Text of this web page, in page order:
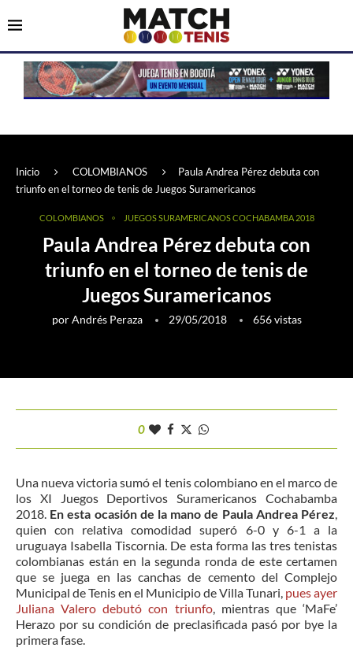
Inicio COLOMBIANOS
Paula Andrea Pérez debuta con
triunfo en el torneo de tenis de Juegos Suramericanos
COLOMBIANOS JUEGOS SURAMERICANOS COCHABAMBA 2018
Paula Andrea Pérez debuta con
triunfo en el torneo de tenis de
Juegos Suramericanos
porAndrés Peraza 29/05/2018 656vistas
0
Una nueva victoria sumó el tenis colombiano en el marco de
los XI Juegos Deportivos Suramericanos Cochabamba
2018. En esta ocasión de la mano de Paula Andrea Pérez,
quien con relativa comodidad superó 6-0 y 6-1 a la
uruguaya Isabella Tiscornia. De esta forma las tres tenistas
colombianas están en la segunda ronda de este certamen
que se juega en las canchas de cemento del Complejo
Municipal de Tenis en el Municipio de Villa Tunari, pues ayer
Juliana Valero debutó con triunfo, mientras que ‘MaFe’
Herazo por su condición de preclasificada pasó por bye la
primera fase.